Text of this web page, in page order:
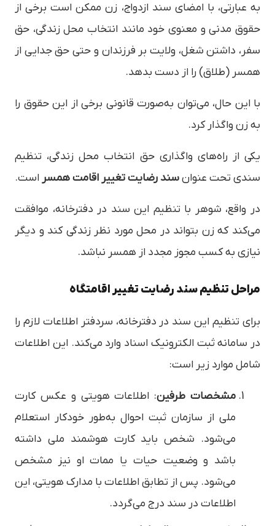
به عبارتی، با امضای سند ازدواج، زن ممکن است برخی از
حقوق مدنی و معنوی خود مانند انتخاب محل زندگی، حق
سفر، داشتن شغل، ولایت بر فرزندان و حتی حق جدایی از
همسر (طلاق) را از دست بدهد.
با این حال، می‌توان به‌صورت قانونی برخی از این حقوق را
به زن واگذار کرد.
یکی از راه‌های واگذاری حق انتخاب محل زندگی، تنظیم
سندی تحت عنوانسند رضایت تغییر اقامت همسر است.
در واقع، شوهر با تنظیم این سند در دفترخانه، موافقت
می‌کند که زن بتواند در محل مورد نظر زندگی کند و دیگر
نیازی به کسب مجوز مجدد از همسر نباشد.
مراحل تنظیم سند رضایت تغییر اقامتگاه
برای تنظیم این سند در دفترخانه، سردفتر اطلاعات لازم را
در سامانه ثبت الکترونیک اسناد وارد می‌کند. این اطلاعات
شامل موارد زیر است:
مشخصات طرفین: اطلاعات هویتی و عکس کارت
ملی از سازمان ثبت احوال به‌طور خودکار استعلام
می‌شود. شخص باید کارت هوشمند ملی داشته
باشد و وضعیت حیات یا ممات او نیز مشخص
می‌شود. پس از تطابق اطلاعات با مدارک هویتی، این
اطلاعات در سند درج می‌گردد.